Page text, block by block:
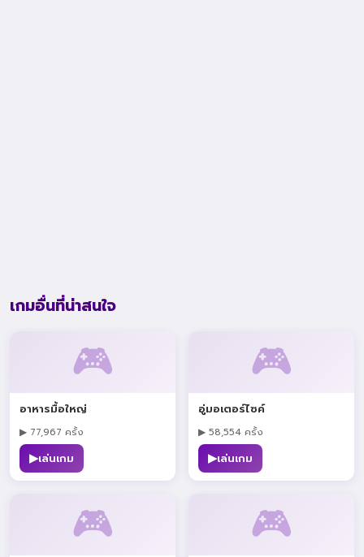
เกมอื่นที่น่าสนใจ
🎮
อาหารมื้อใหญ่
▶ 77,967 ครั้ง
▶เล่นเกม
🎮
อู่มอเตอร์ไซค์
▶ 58,554 ครั้ง
▶เล่นเกม
🎮 🎮